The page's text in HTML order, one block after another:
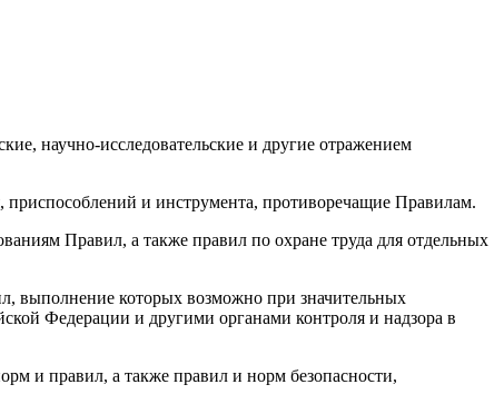
научно-исследовательские и другие отражением
приспособлений и инструмента, противоречащие Правилам.
Правил, а также правил по охране труда для отдельных
выполнение которых возможно при значительных
Федерации и другими органами контроля и надзора в
и правил, а также правил и норм безопасности,